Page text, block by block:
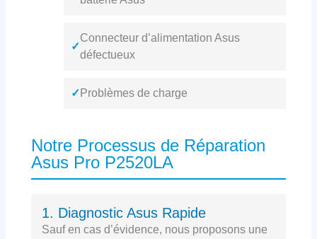
✓
Connecteur d’alimentation Asus
défectueux
✓ Problèmes de charge
Notre Processus de Réparation
Asus Pro P2520LA
1. Diagnostic Asus Rapide
Sauf en cas d’évidence, nous proposons une